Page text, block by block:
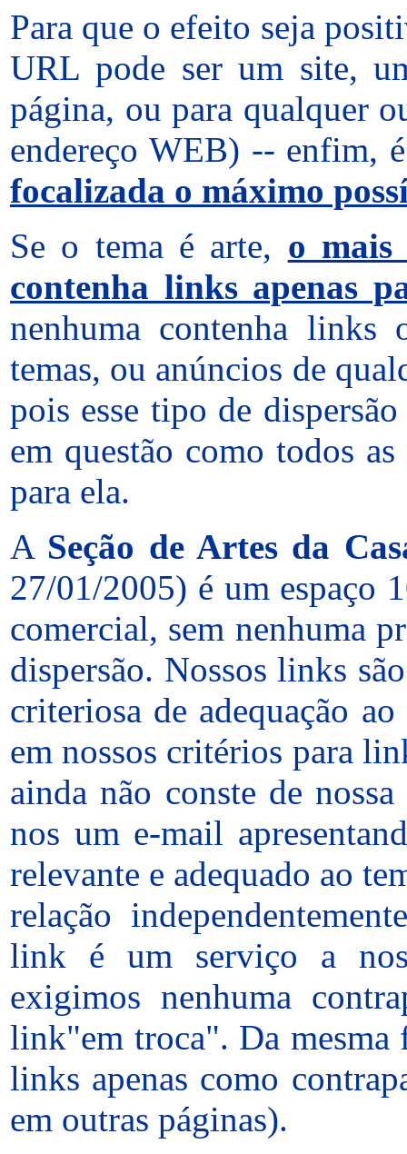
Para que o efeito seja
URL pode ser um site,
página, ou para qualquer
endereço WEB) -- enfim,
focalizada o máximo
Se o tema é arte, o
contenha links apenas
nenhuma contenha links
temas, ou anúncios de
pois esse tipo de
em questão como todos
para ela.
A Seção de Artes da
27/01/2005) é um espaço
comercial, sem nenhuma
dispersão. Nossos links
criteriosa de adequação
em nossos critérios para
ainda não conste de
nos um e-mail
relevante e adequado ao
relação
link é um serviço a
exigimos nenhuma
link"em troca". Da mesma
links apenas como
em outras páginas).